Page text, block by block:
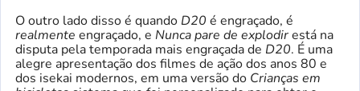
O outro lado disso é quando D20 é engraçado, é
realmente engraçado, e Nunca pare de explodirestá na
disputa pela temporada mais engraçada de D20. É uma
alegre apresentação dos filmes de ação dos anos 80 e
dos isekai modernos, em uma versão do Crianças em